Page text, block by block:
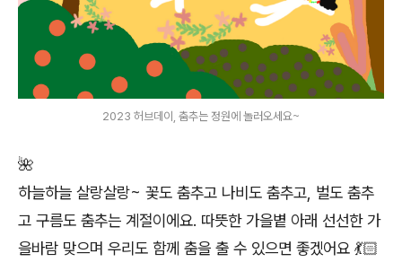
2023 허브데이, 춤추는 정원에 놀러오세요~
🌺
하늘하늘 살랑살랑~ 꽃도 춤추고 나비도 춤추고, 벌도 춤추
고 구름도 춤추는 계절이에요. 따뜻한 가을볕 아래 선선한 가
을바람 맞으며 우리도 함께 춤을 출 수 있으면 좋겠어요 💃🏻